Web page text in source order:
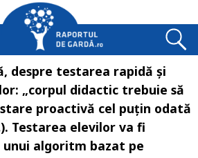
despre testarea rapidă și
„corpul didactic trebuie să
proactivă cel puțin odată
Testarea elevilor va fi
algoritm bazat pe